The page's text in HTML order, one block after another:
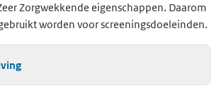
Zorgwekkende eigenschappen. Daarom
worden voor screeningsdoeleinden.